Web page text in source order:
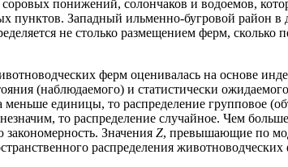
понижений, солончаков и водоемов,
пунктов. Западный ильменно-бугровой район в
не столько размещением ферм,
ферм оценивалась на основе
(наблюдаемого) и статистически
меньше единицы, то распределение групповое
то распределение случайное. Чем
Значения Z, превышающие по
распределения